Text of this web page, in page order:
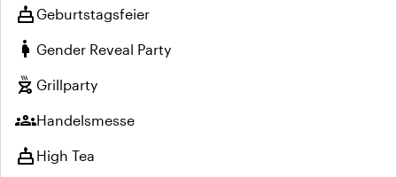
cakeGeburtstagsfeier
pregnant_woman Gender Reveal Party
outdoor_grill Grillparty
groupsHandelsmesse
cake High Tea